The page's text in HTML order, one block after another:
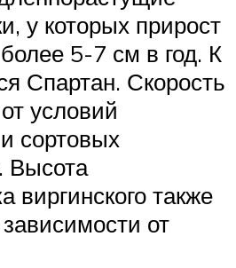
у которых прирост
5-7 см в год. К
Спартан. Скорость
условий
сортовых
Высота
виргинского также
от